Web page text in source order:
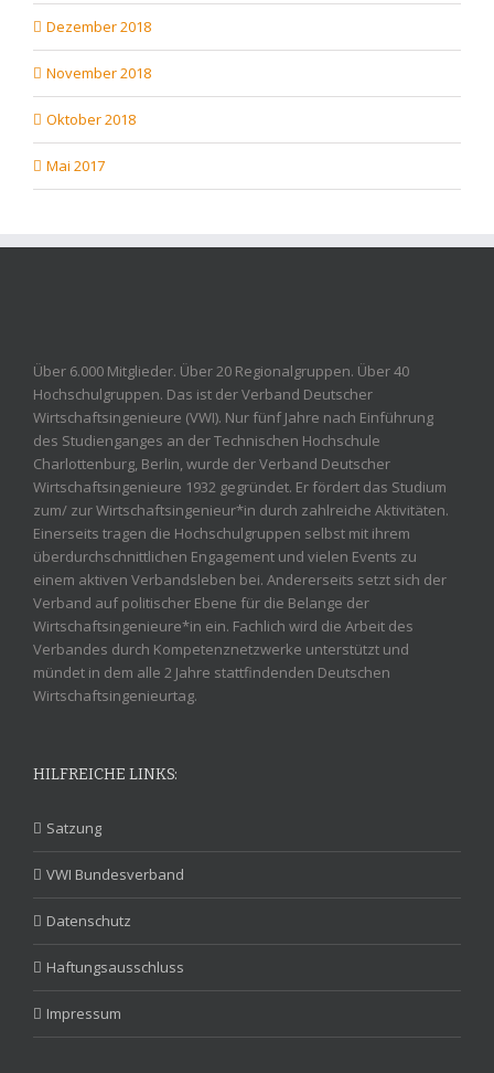
Dezember 2018
November 2018
Oktober 2018
Mai 2017
Über 6.000 Mitglieder. Über 20 Regionalgruppen. Über 40
Hochschulgruppen. Das ist der Verband Deutscher
Wirtschaftsingenieure (VWI). Nur fünf Jahre nach Einführung
des Studienganges an der Technischen Hochschule
Charlottenburg, Berlin, wurde der Verband Deutscher
Wirtschaftsingenieure 1932 gegründet. Er fördert das Studium
zum/ zur Wirtschaftsingenieur*in durch zahlreiche Aktivitäten.
Einerseits tragen die Hochschulgruppen selbst mit ihrem
überdurchschnittlichen Engagement und vielen Events zu
einem aktiven Verbandsleben bei. Andererseits setzt sich der
Verband auf politischer Ebene für die Belange der
Wirtschaftsingenieure*in ein. Fachlich wird die Arbeit des
Verbandes durch Kompetenznetzwerke unterstützt und
mündet in dem alle 2 Jahre stattfindenden Deutschen
Wirtschaftsingenieurtag.
HILFREICHE LINKS:
Satzung
VWI Bundesverband
Datenschutz
Haftungsausschluss
Impressum